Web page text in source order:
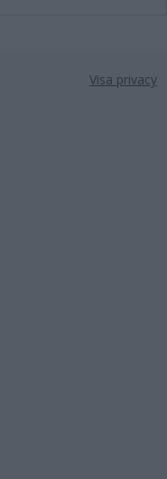
Visa privacy